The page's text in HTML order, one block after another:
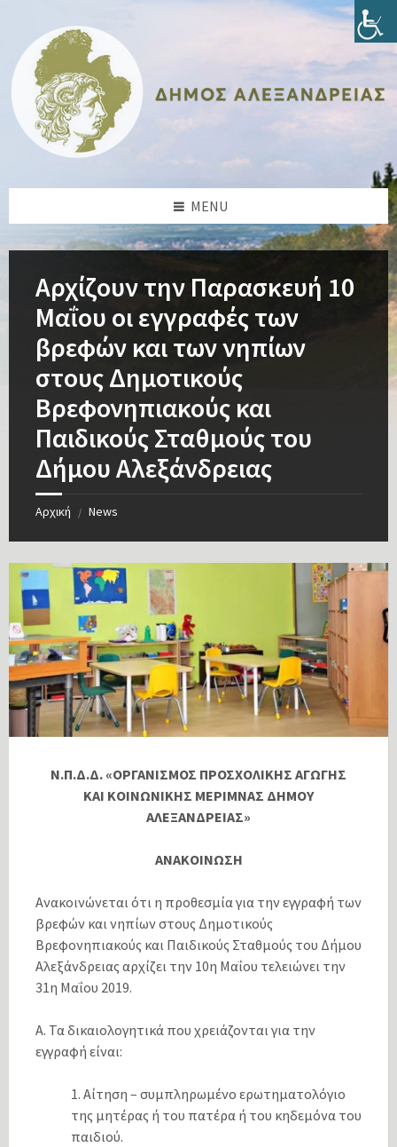
content
sidebar
sidebar
footer
MENU
Αρχίζουν την Παρασκευή 10
Μαΐου οι εγγραφές των
βρεφών και των νηπίων
στους Δημοτικούς
Βρεφονηπιακούς και
Παιδικούς Σταθμούς του
Δήμου Αλεξάνδρειας
Αρχική / News
Ν.Π.Δ.Δ. «ΟΡΓΑΝΙΣΜΟΣ ΠΡΟΣΧΟΛΙΚΗΣ ΑΓΩΓΗΣ
ΚΑΙ ΚΟΙΝΩΝΙΚΗΣ ΜΕΡΙΜΝΑΣ ΔΗΜΟΥ
ΑΛΕΞΑΝΔΡΕΙΑΣ»
ΑΝΑΚΟΙΝΩΣΗ
Ανακοινώνεται ότι η προθεσμία για την εγγραφή των
βρεφών και νηπίων στους Δημοτικούς
Βρεφονηπιακούς και Παιδικούς Σταθμούς του Δήμου
Αλεξάνδρειας αρχίζει την 10η Μαΐου τελειώνει την
31η Μαΐου 2019.
Α. Τα δικαιολογητικά που χρειάζονται για την
εγγραφή είναι:
1. Αίτηση – συμπληρωμένο ερωτηματολόγιο
της μητέρας ή του πατέρα ή του κηδεμόνα του
παιδιού.